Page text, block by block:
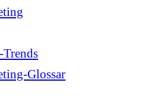
Glossar